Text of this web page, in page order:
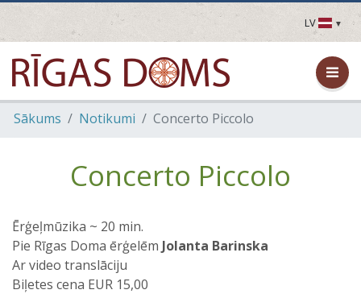
LV
LV
EN
DE
FR
Sākums Notikumi Concerto Piccolo
Concerto Piccolo
Ērģeļmūzika ~ 20 min.
Pie Rīgas Doma ērģelēm Jolanta Barinska
Ar video translāciju
Biļetes cena EUR 15,00